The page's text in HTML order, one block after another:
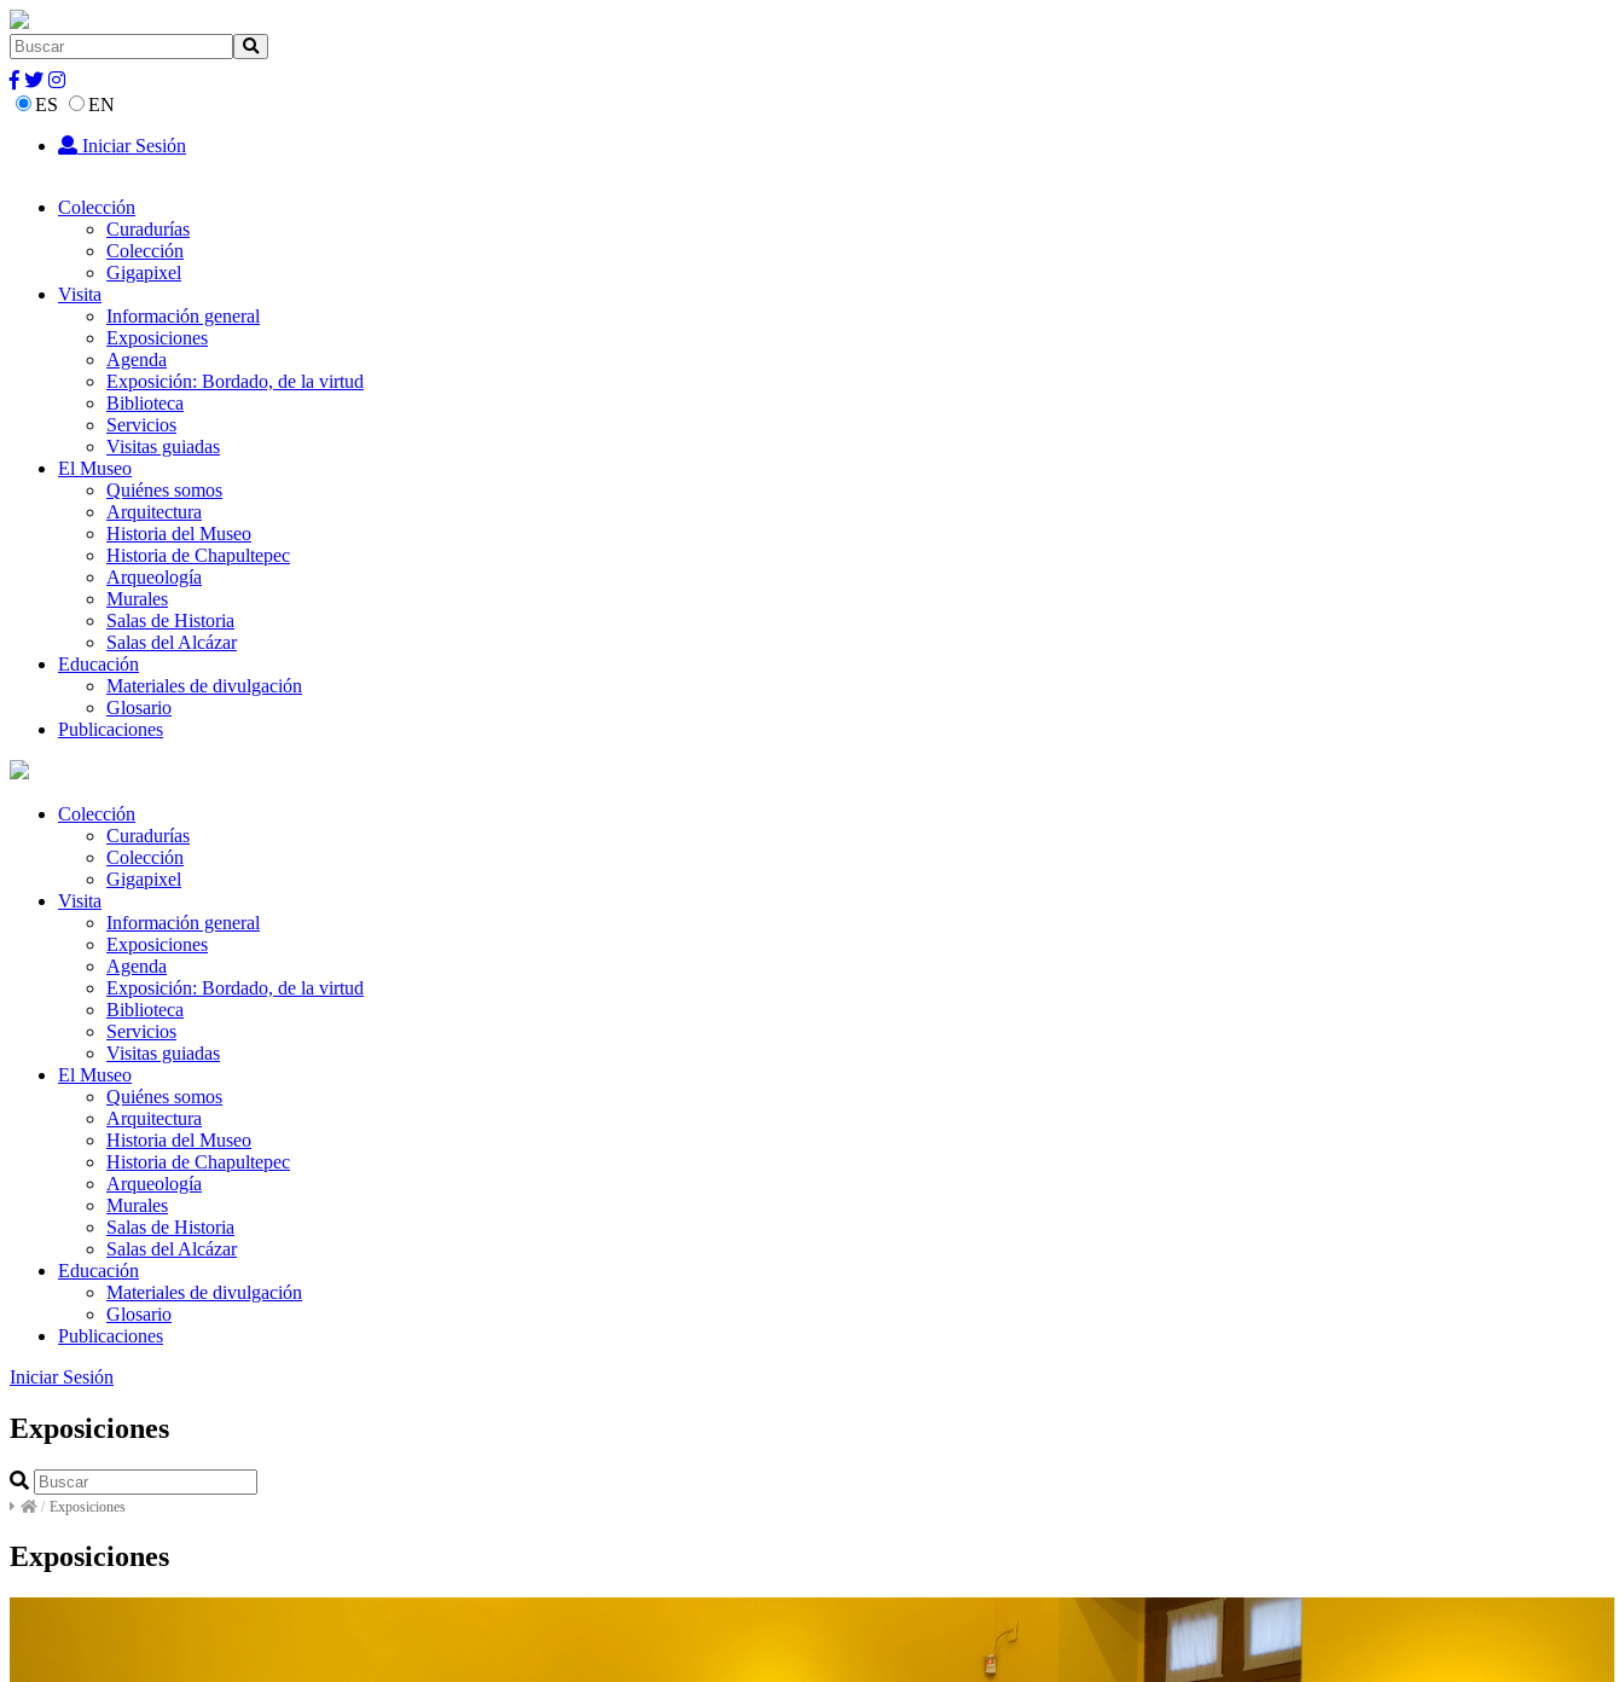
ES
EN
Iniciar Sesión
Colección
Curadurías
Colección
Gigapixel
Visita
Información general
Exposiciones
Agenda
Exposición: Bordado, de la virtud
Biblioteca
Servicios
Visitas guiadas
El Museo
Quiénes somos
Arquitectura
Historia del Museo
Historia de Chapultepec
Arqueología
Murales
Salas de Historia
Salas del Alcázar
Educación
Materiales de divulgación
Glosario
Publicaciones
Colección
Curadurías
Colección
Gigapixel
Visita
Información general
Exposiciones
Agenda
Exposición: Bordado, de la virtud
Biblioteca
Servicios
Visitas guiadas
El Museo
Quiénes somos
Arquitectura
Historia del Museo
Historia de Chapultepec
Arqueología
Murales
Salas de Historia
Salas del Alcázar
Educación
Materiales de divulgación
Glosario
Publicaciones
Iniciar Sesión
Exposiciones
/ Exposiciones
Exposiciones